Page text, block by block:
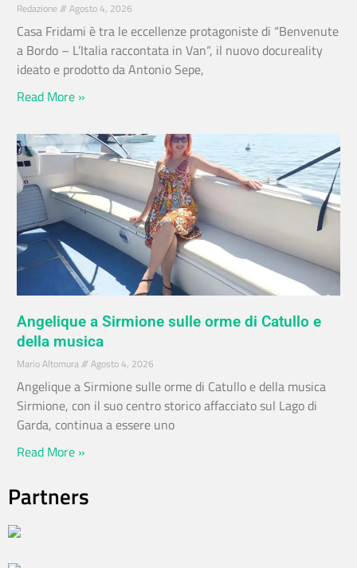
Redazione Agosto 4, 2026
Casa Fridami è tra le eccellenze protagoniste di “Benvenute
a Bordo – L’Italia raccontata in Van“, il nuovo docureality
ideato e prodotto da Antonio Sepe,
Read More »
Angelique a Sirmione sulle orme di Catullo e
della musica
Mario Altomura Agosto 4, 2026
Angelique a Sirmione sulle orme di Catullo e della musica
Sirmione, con il suo centro storico affacciato sul Lago di
Garda, continua a essere uno
Read More »
Partners